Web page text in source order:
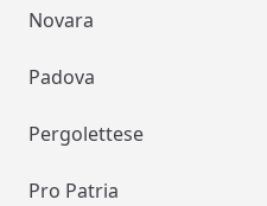
Novara
Padova
Pergolettese
Pro Patria